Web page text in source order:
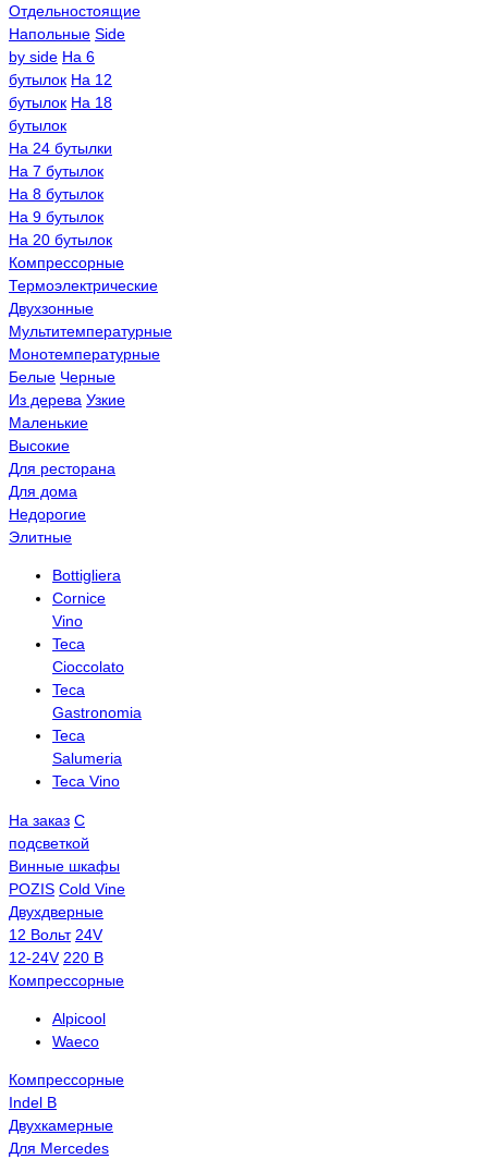
Отдельностоящие
Напольные Side
by side На 6
бутылок На 12
бутылок На 18
бутылок
На 24 бутылки
На 7 бутылок
На 8 бутылок
На 9 бутылок
На 20 бутылок
Компрессорные
Термоэлектрические
Двухзонные
Мультитемпературные
Монотемпературные
Белые Черные
Из дерева Узкие
Маленькие
Высокие
Для ресторана
Для дома
Недорогие
Элитные
Bottigliera
Cornice
Vino
Teca
Cioccolato
Teca
Gastronomia
Teca
Salumeria
Teca Vino
На заказ С
подсветкой
Винные шкафы
POZIS Сold Vine
Двухдверные
12 Вольт 24V
12-24V 220 В
Компрессорные
Alpicool
Waeco
Компрессорные
Indel B
Двухкамерные
Для Mercedes